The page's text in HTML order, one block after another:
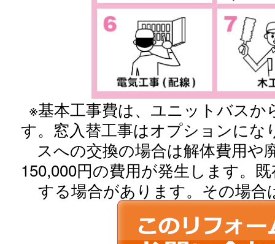
※基本工事費は、ユニットバス
す。窓入替工事はオプションに
スへの交換の場合は解体費用や
150,000円の費用が発生します。
する場合があります。その場